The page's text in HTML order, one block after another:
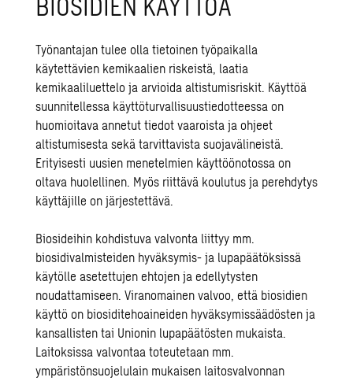
Työnantajan tulee olla tietoinen työpaikalla
käytettävien kemikaalien riskeistä, laatia
kemikaaliluettelo ja arvioida altistumisriskit. Käyttöä
suunnitellessa käyttöturvallisuustiedotteessa on
huomioitava annetut tiedot vaaroista ja ohjeet
altistumisesta sekä tarvittavista suojavälineistä.
Erityisesti uusien menetelmien käyttöönotossa on
oltava huolellinen. Myös riittävä koulutus ja perehdytys
käyttäjille on järjestettävä.
Biosideihin kohdistuva valvonta liittyy mm.
biosidivalmisteiden hyväksymis- ja lupapäätöksissä
käytölle asetettujen ehtojen ja edellytysten
noudattamiseen. Viranomainen valvoo, että biosidien
käyttö on biosiditehoaineiden hyväksymissäädösten ja
kansallisten tai Unionin lupapäätösten mukaista.
Laitoksissa valvontaa toteutetaan mm.
ympäristönsuojelulain mukaisen laitosvalvonnan